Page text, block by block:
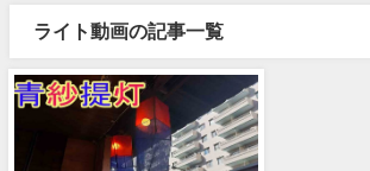
ライト動画の記事一覧